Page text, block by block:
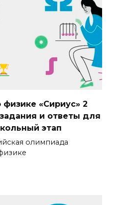
«Сириус» 2
и ответы для
этап
олимпиада